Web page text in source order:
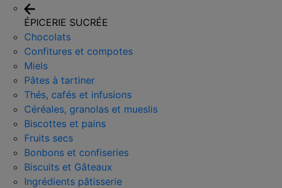
ÉPICERIE SUCRÉE
Chocolats
Confitures et compotes
Miels
Pâtes à tartiner
Thés, cafés et infusions
Céréales, granolas et mueslis
Biscottes et pains
Fruits secs
Bonbons et confiseries
Biscuits et Gâteaux
Ingrédients pâtisserie